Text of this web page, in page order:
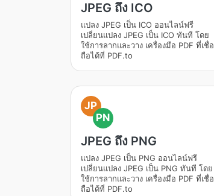
JPEG ถึง ICO
แปลง JPEG เป็น ICO ออนไลน์ฟรี
เปลี่ยนแปลง JPEG เป็น ICO ทันที โดย
ใช้การลากและวาง เครื่องมือ PDF ที่เชื่อ
ถือได้ที่ PDF.to
JP
PN
JPEG ถึง PNG
แปลง JPEG เป็น PNG ออนไลน์ฟรี
เปลี่ยนแปลง JPEG เป็น PNG ทันที โดย
ใช้การลากและวาง เครื่องมือ PDF ที่เชื่อ
ถือได้ที่ PDF.to